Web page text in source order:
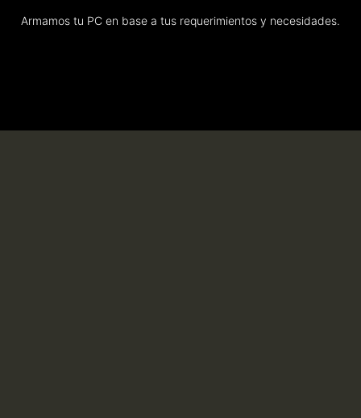
Armamos tu PC en base a tus requerimientos y necesidades.